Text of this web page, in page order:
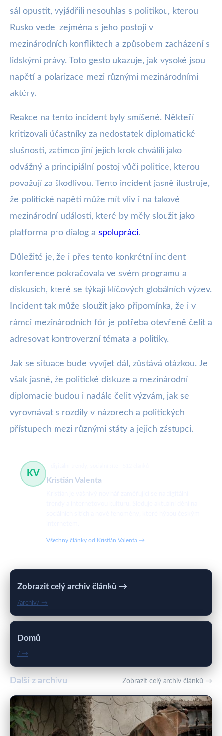
sál opustit, vyjádřili nesouhlas s politikou, kterou
Rusko vede, zejména s jeho postoji v
mezinárodních konfliktech a způsobem zacházení s
lidskými právy. Toto gesto ukazuje, jak vysoké jsou
napětí a polarizace mezi různými mezinárodními
aktéry.
Reakce na tento incident byly smíšené. Někteří
kritizovali účastníky za nedostatek diplomatické
slušnosti, zatímco jiní jejich krok chválili jako
odvážný a principiální postoj vůči politice, kterou
považují za škodlivou. Tento incident jasně ilustruje,
že politické napětí může mít vliv i na takové
mezinárodní události, které by měly sloužit jako
platforma pro dialog a spolupráci.
Důležité je, že i přes tento konkrétní incident
konference pokračovala ve svém programu a
diskusích, které se týkají klíčových globálních výzev.
Incident tak může sloužit jako připomínka, že i v
rámci mezinárodních fór je potřeba otevřeně čelit a
adresovat kontroverzní témata a politiky.
Jak se situace bude vyvíjet dál, zůstává otázkou. Je
však jasné, že politické diskuze a mezinárodní
diplomacie budou i nadále čelit výzvám, jak se
vyrovnávat s rozdíly v názorech a politických
přístupech mezi různými státy a jejich zástupci.
KV
Kristián Valenta
Všechny články od Kristián Valenta →
Zobrazit celý archiv článků →
/archiv/ →
Domů
/ →
Další z archivu Zobrazit celý archiv článků →